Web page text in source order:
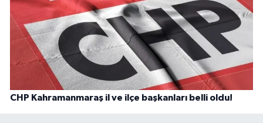
CHP Kahramanmaraş il ve ilçe başkanları belli oldu!